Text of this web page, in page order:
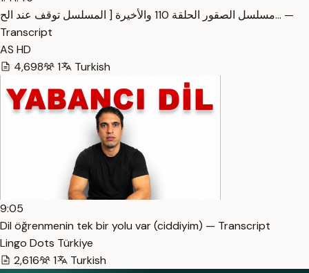
مسلسل الصقور الحلقة 110 والأخيرة [ المسلسل توقف عند الح… —
Transcript
AS HD
4,698
1 Turkish
9:05
Dil öğrenmenin tek bir yolu var (ciddiyim) — Transcript
Lingo Dots Türkiye
2,616
1 Turkish